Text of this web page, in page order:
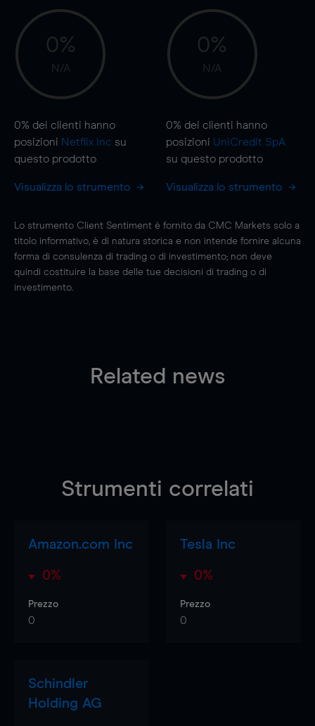
0%
N/A
0% dei clienti hanno
posizioni Netflix Inc su
questo prodotto
Visualizza lo strumento
0%
N/A
0% dei clienti hanno
posizioni UniCredit SpA
su questo prodotto
Visualizza lo strumento
Lo strumento Client Sentiment è fornito da CMC Markets solo a
titolo informativo, è di natura storica e non intende fornire alcuna
forma di consulenza di trading o di investimento; non deve
quindi costituire la base delle tue decisioni di trading o di
investimento.
Related news
Strumenti correlati
Amazon.com Inc
0%
Prezzo
0
Tesla Inc
0%
Prezzo
0
Schindler
Holding AG